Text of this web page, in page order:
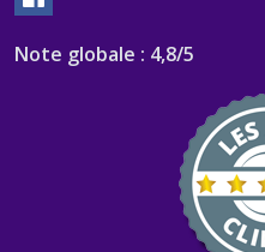
Note globale : 4,8/5